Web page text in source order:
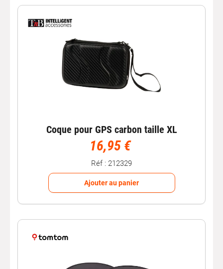
lesoptions de guidance
Chez Autobacs, découvrez notre gamme de GPS auto
performants pour toujours trouver le bon chemin, en
toute sécurité et avec tranquillité.
Coque pour GPS carbon taille XL
16,95 €
Réf : 212329
Ajouter au panier